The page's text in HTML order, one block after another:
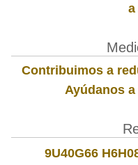
a
Contribuimos a
Ayúdanos
9U40G66